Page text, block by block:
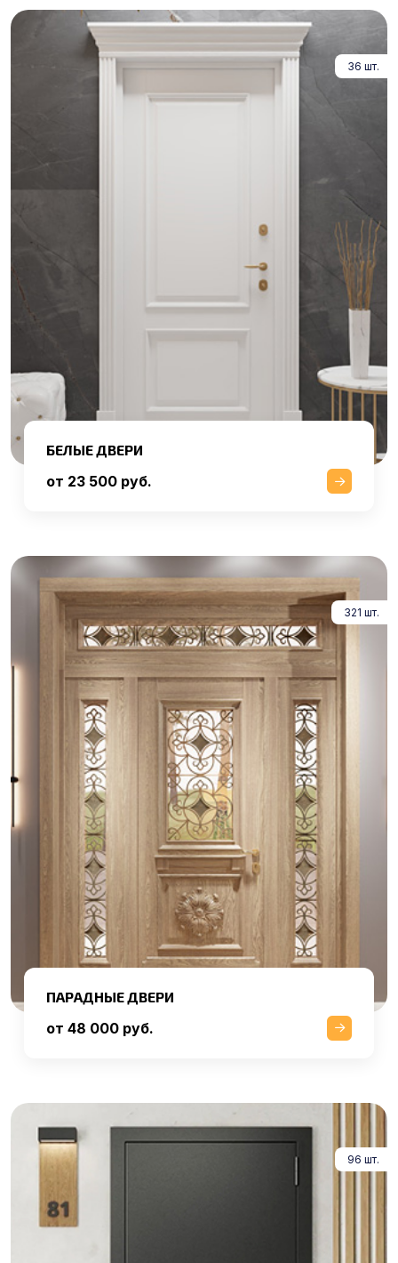
36 шт.
БЕЛЫЕ ДВЕРИ
от 23 500 руб.
321 шт.
ПАРАДНЫЕ ДВЕРИ
от 48 000 руб.
96 шт.